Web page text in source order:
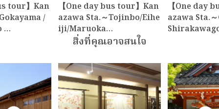
tour】Kan
/
…
【One day bus tour】Kan
azawa Sta.～Tojinbo/Eihe
iji/Maruoka…
【One day
azawa Sta.
สิ่งที่คุณอาจสนใจ